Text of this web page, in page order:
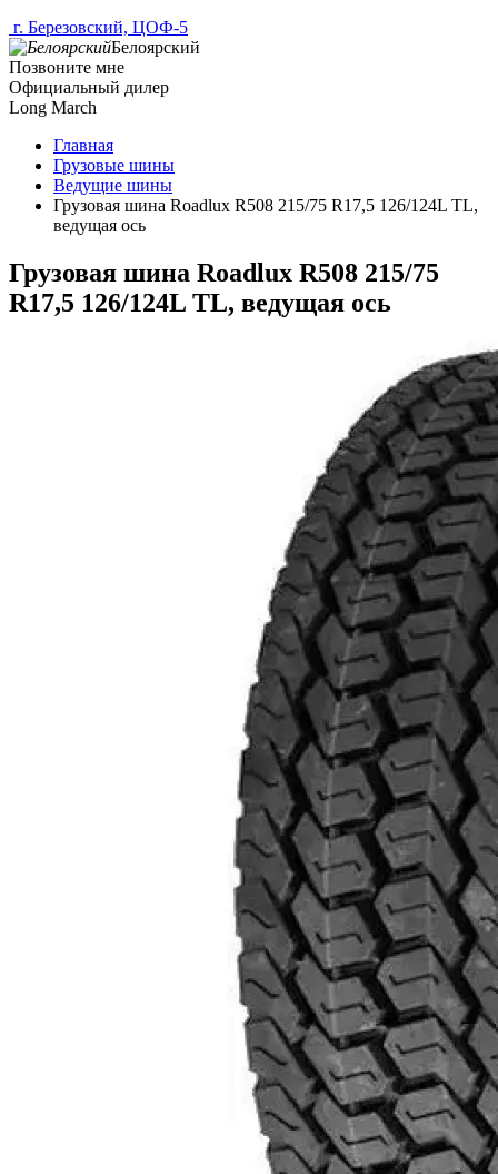
г. Березовский, ЦОФ-5
Белоярский
Позвоните мне
Официальный дилер
Long March
Главная
Грузовые шины
Ведущие шины
Грузовая шина Roadlux R508 215/75 R17,5 126/124L TL,
ведущая ось
Грузовая шина Roadlux R508 215/75
R17,5 126/124L TL, ведущая ось